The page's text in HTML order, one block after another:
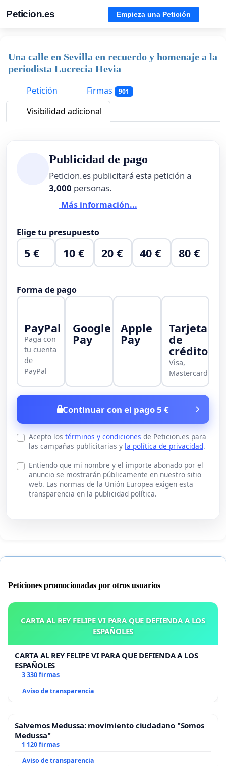
Peticion.es Empieza una Petición
Una calle en Sevilla en recuerdo y homenaje a la
periodista Lucrecia Hevia
Petición
Firmas 901
Visibilidad adicional
Publicidad de pago
Peticion.es publicitará esta petición a
3,000 personas.
Más información...
Elige tu presupuesto
5 € 10 € 20 € 40 € 80 €
Forma de pago
PayPal
Paga con
tu cuenta
de
PayPal
Google
Pay
Apple
Pay
Tarjeta
de
crédito
Visa,
Mastercard
Continuar con el pago 5 €
Acepto los términos y condiciones de Peticion.es para
las campañas publicitarias y la política de privacidad.
Entiendo que mi nombre y el importe abonado por el
anuncio se mostrarán públicamente en nuestro sitio
web. Las normas de la Unión Europea exigen esta
transparencia en la publicidad política.
Peticiones promocionadas por otros usuarios
CARTA AL REY FELIPE VI PARA QUE DEFIENDA A LOS
ESPAÑOLES
CARTA AL REY FELIPE VI PARA QUE DEFIENDA A LOS
ESPAÑOLES
3 330 firmas
Aviso de transparencia
Salvemos Medussa: movimiento ciudadano "Somos
Medussa"
1 120 firmas
Aviso de transparencia